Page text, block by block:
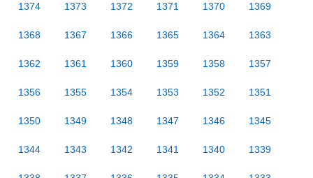
1374 1373 1372 1371 1370 1369
1368 1367 1366 1365 1364 1363
1362 1361 1360 1359 1358 1357
1356 1355 1354 1353 1352 1351
1350 1349 1348 1347 1346 1345
1344 1343 1342 1341 1340 1339